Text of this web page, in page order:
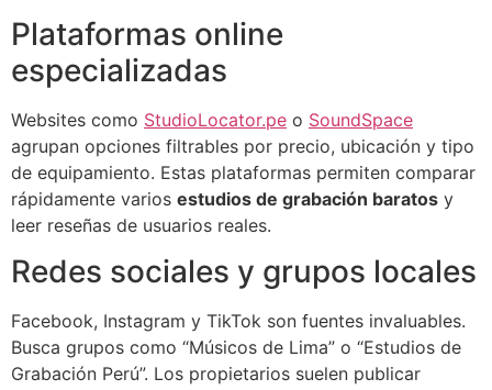
Plataformas online
especializadas
Websites como StudioLocator.pe o SoundSpace
agrupan opciones filtrables por precio, ubicación y tipo
de equipamiento. Estas plataformas permiten comparar
rápidamente varios estudios de grabación baratos y
leer reseñas de usuarios reales.
Redes sociales y grupos locales
Facebook, Instagram y TikTok son fuentes invaluables.
Busca grupos como “Músicos de Lima” o “Estudios de
Grabación Perú”. Los propietarios suelen publicar